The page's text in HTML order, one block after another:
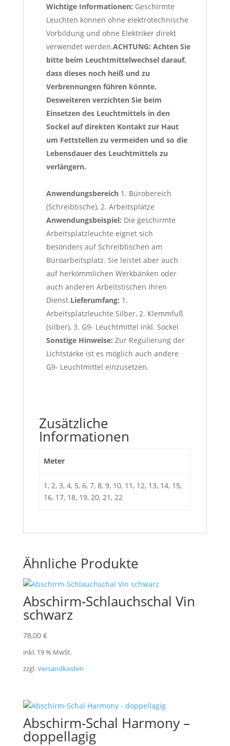
Wichtige Informationen: Geschirmte
Leuchten können ohne elektrotechnische
Vorbildung und ohne Elektriker direkt
verwendet werden.ACHTUNG: Achten Sie
bitte beim Leuchtmittelwechsel darauf,
dass dieses noch heiß und zu
Verbrennungen führen könnte.
Desweiteren verzichten Sie beim
Einsetzen des Leuchtmittels in den
Sockel auf direkten Kontakt zur Haut
um Fettstellen zu vermeiden und so die
Lebensdauer des Leuchtmittels zu
verlängern.
Anwendungsbereich1. Bürobereich
(Schreibtische), 2. Arbeitsplätze
Anwendungsbeispiel: Die geschirmte
Arbeitsplatzleuchte eignet sich
besonders auf Schreibtischen am
Büroarbeitsplatz. Sie leistet aber auch
auf herkömmlichen Werkbänken oder
auch anderen Arbeitstischen Ihren
Dienst.Lieferumfang: 1.
Arbeitsplatzleuchte Silber, 2. Klemmfuß
(silber), 3. G9- Leuchtmittel inkl. Sockel
Sonstige Hinweise: Zur Regulierung der
Lichtstärke ist es möglich auch andere
G9- Leuchtmittel einzusetzen.
Zusätzliche
Informationen
Meter
1, 2, 3, 4, 5, 6, 7, 8, 9, 10, 11, 12, 13, 14, 15,
16, 17, 18, 19, 20, 21, 22
Ähnliche Produkte
Abschirm-Schlauchschal Vin
schwarz
78,00 €
inkl. 19 % MwSt.
zzgl.Versandkosten
Abschirm-Schal Harmony –
doppellagig